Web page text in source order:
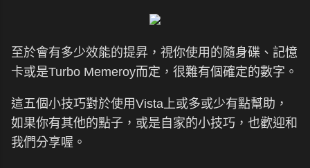
至於會有多少效能的提昇，視你使用的隨身碟、記憶
卡或是Turbo Memeroy而定，很難有個確定的數字。
這五個小技巧對於使用Vista上或多或少有點幫助，
如果你有其他的點子，或是自家的小技巧，也歡迎和
我們分享喔。